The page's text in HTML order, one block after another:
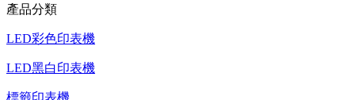
產品分類
LED彩色印表機
LED黑白印表機
標籤印表機